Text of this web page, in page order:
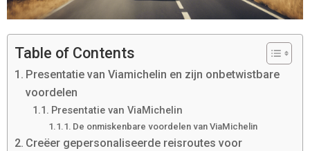
Table of Contents
Presentatie van Viamichelin en zijn onbetwistbare
voordelen
Presentatie van ViaMichelin
De onmiskenbare voordelen van ViaMichelin
Creëer gepersonaliseerde reisroutes voor